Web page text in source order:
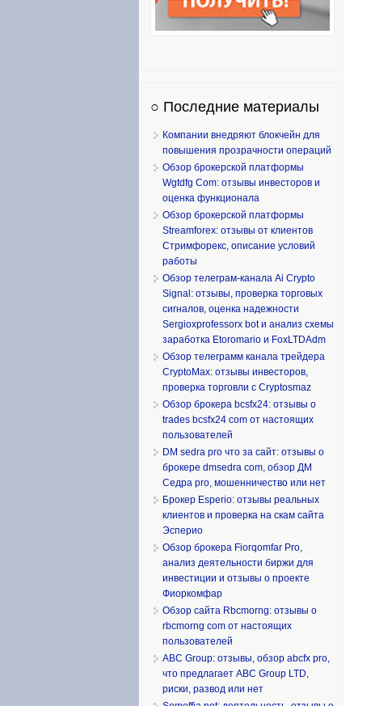
○ Последние материалы
Компании внедряют блокчейн для
повышения прозрачности операций
Обзор брокерской платформы
Wgtdfg Com: отзывы инвесторов и
оценка функционала
Обзор брокерской платформы
Streamforex: отзывы от клиентов
Стримфорекс, описание условий
работы
Обзор телеграм-канала Ai Crypto
Signal: отзывы, проверка торговых
сигналов, оценка надежности
Sergioxprofessorx bot и анализ схемы
заработка Etoromario и FoxLTDAdm
Обзор телеграмм канала трейдера
CryptoMax: отзывы инвесторов,
проверка торговли с Cryptosmaz
Обзор брокера bcsfx24: отзывы о
trades bcsfx24 com от настоящих
пользователей
DM sedra pro что за сайт: отзывы о
брокере dmsedra com, обзор ДМ
Седра pro, мошенничество или нет
Брокер Esperio: отзывы реальных
клиентов и проверка на скам сайта
Эсперио
Обзор брокера Fiorqomfar Pro,
анализ деятельности биржи для
инвестиции и отзывы о проекте
Фиоркомфар
Обзор сайта Rbcmorng: отзывы о
rbcmorng com от настоящих
пользователей
ABC Group: отзывы, обзор abcfx pro,
что предлагает ABC Group LTD,
риски, развод или нет